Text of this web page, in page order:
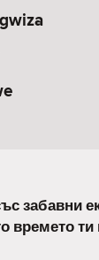
забавни
времето